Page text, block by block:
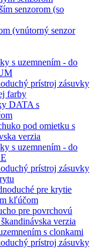
senzorom (so
(vnútorný senzor
s uzemnením - do
prístroj zásuvky
farby
DATA s
pod omietku s
verzia
s uzemnením - do
prístroj zásuvky
pre krytie
kľúčom
pre povrchovú
verzia
s clonkami
prístroj zásuvky